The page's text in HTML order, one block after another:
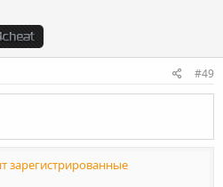
#49
зарегистрированные